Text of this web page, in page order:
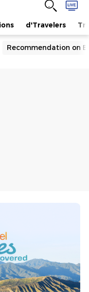
d'Travelers
Recommendation on